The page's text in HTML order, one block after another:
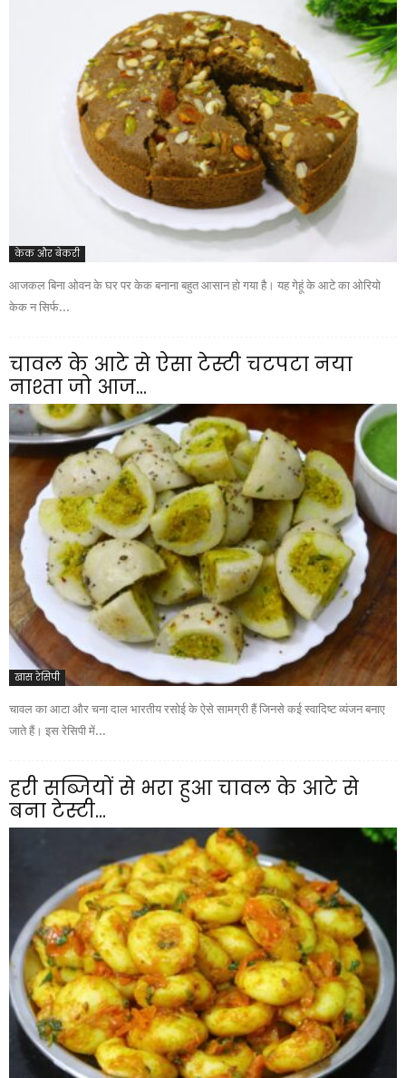
केक और बेकरी
आजकल बिना ओवन के घर पर केक बनाना बहुत आसान हो गया है। यह गेहूं के आटे का ओरियो
केक न सिर्फ...
चावल के आटे से ऐसा टेस्टी चटपटा नया
नाश्ता जो आज...
खास रेसिपी
चावल का आटा और चना दाल भारतीय रसोई के ऐसे सामग्री हैं जिनसे कई स्वादिष्ट व्यंजन बनाए
जाते हैं। इस रेसिपी में...
हरी सब्जियों से भरा हुआ चावल के आटे से
बना टेस्टी...